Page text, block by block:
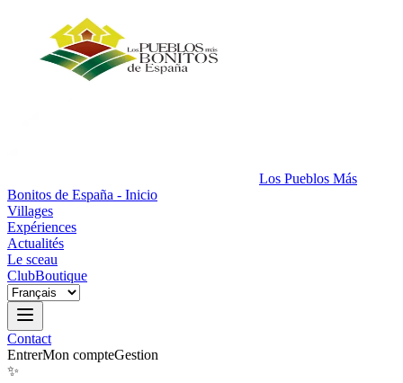
Los Pueblos Más
Bonitos de España - Inicio
Villages
Expériences
Actualités
Le sceau
ClubBoutique
Contact
EntrerMon compteGestion
✨